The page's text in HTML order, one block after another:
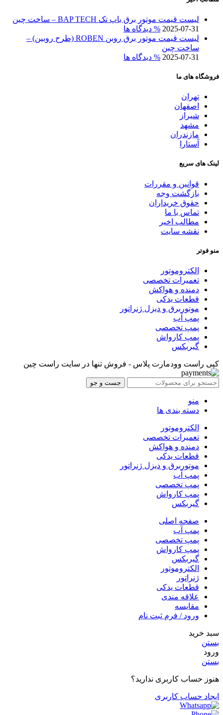
لیست قیمت موتور برق باپ تک BAP TECH – ساخت چین
2025-07-31 % دیدگاه ها
لیست قیمت موتور برق روبن ROBEN (طرح روبین) –
ساخت چین
2025-07-31 % دیدگاه ها
فروشگاه های ما
تهران
اصفهان
شیراز
مشهد
مازندران
آستارا
لینک های سریع
قوانین و مقررات
بازگشت وجه
حقوق خریداران
تماس با ما
مطالب اخیر
نقشه سایت
منو فوتر
الکتروموتور
تعمیرات تخصصی
دمنده و هواکش
قطعات یدکی
موتوربرق و دیزل ژنراتور
پمپ آب
پمپ تخصصی
پمپ کارواش
گیربکس
کپی راست وودمارت پلاس - فروش تنها در سایت راست چین
جست و جو
منو
دسته بندی ها
الکتروموتور
تعمیرات تخصصی
دمنده و هواکش
قطعات یدکی
موتوربرق و دیزل ژنراتور
پمپ آب
پمپ تخصصی
پمپ کارواش
گیربکس
صفحه اصلی
پمپ آب
پمپ تخصصی
پمپ کارواش
گیربکس
الکتروموتور
ژنراتور
قطعات یدکی
علاقه مندی
مقایسه
ورود / فرم ثبت نام
سبد خرید
بستن
ورود
بستن
هنوز حساب کاربری ندارید؟
ایجاد حساب کاربری